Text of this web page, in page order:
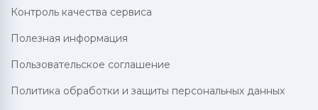
Контроль качества сервиса
Полезная информация
Пользовательское соглашение
Политика обработки и защиты персональных данных